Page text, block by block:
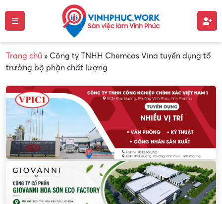
Trang chủ » Công ty TNHH Chemcos Vina tuyển dụng tổ
trưởng bộ phận chất lượng